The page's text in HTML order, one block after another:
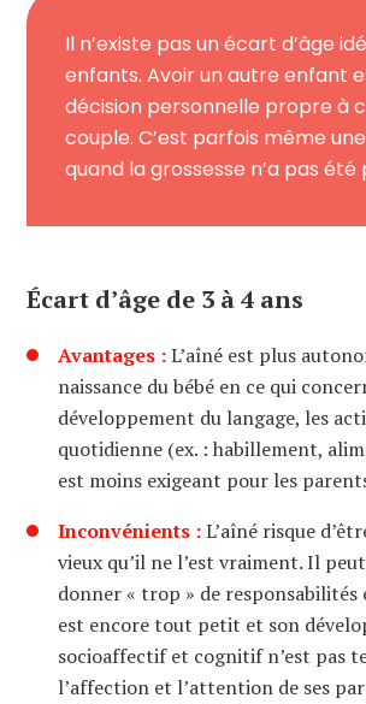
Il n’existe pas un écart d’âge
enfants. Avoir un autre enfant
décision personnelle propre à
couple. C’est parfois même
quand la grossesse n’a pas été
Écart d’âge de 3 à 4 ans
Avantages :L’aîné est plus
naissance du bébé en ce qui
développement du langage, les
quotidienne (ex. : habillement,
est moins exigeant pour les
Inconvénients :L’aîné risque
vieux qu’il ne l’est vraiment. Il
donner « trop » de
est encore tout petit et son
socioaffectif et cognitif n’est pas
l’affection et l’attention de ses